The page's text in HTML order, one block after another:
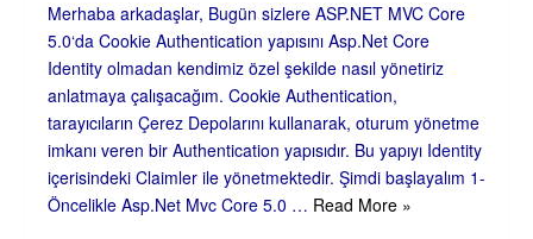
Merhaba arkadaşlar, Bugün sizlere ASP.NET MVC Core
5.0‘da Cookie Authentication yapısını Asp.Net Core
Identity olmadan kendimiz özel şekilde nasıl yönetiriz
anlatmaya çalışacağım. Cookie Authentication,
tarayıcıların Çerez Depolarını kullanarak, oturum yönetme
imkanı veren bir Authentication yapısıdır. Bu yapıyı Identity
içerisindeki Claimler ile yönetmektedir. Şimdi başlayalım 1-
Öncelikle Asp.Net Mvc Core 5.0 … Read More »